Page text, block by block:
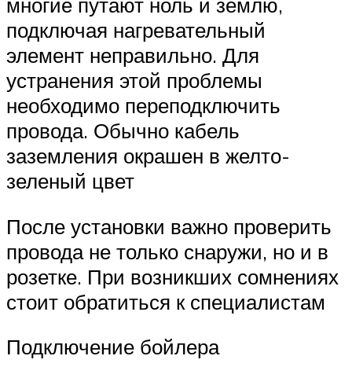
подключая нагревательный
элемент неправильно. Для
устранения этой проблемы
необходимо переподключить
провода. Обычно кабель
заземления окрашен в желто-
зеленый цвет
После установки важно проверить
провода не только снаружи, но и в
розетке. При возникших сомнениях
стоит обратиться к специалистам
Подключение бойлера